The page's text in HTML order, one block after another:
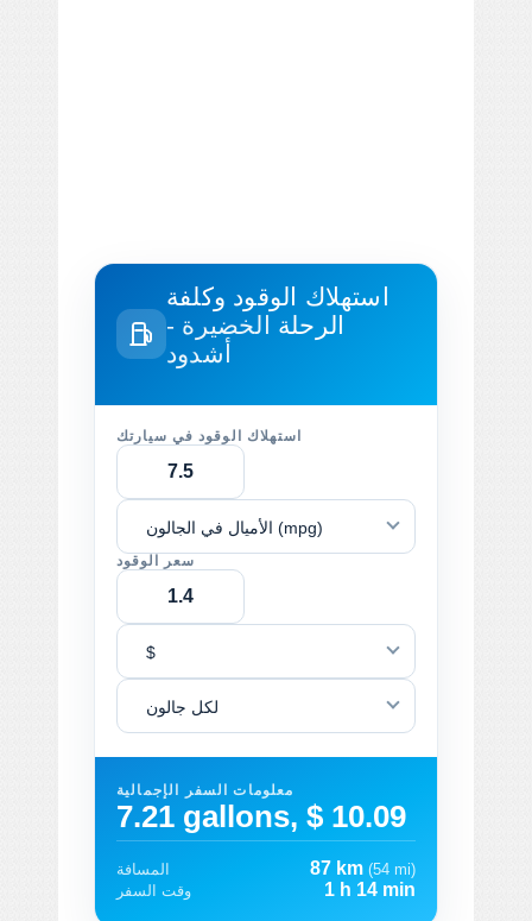
استهلاك الوقود وكلفة
الرحلة الخضيرة -
أشدود
استهلاك الوقود في سيارتك
الأميال في الجالون (mpg)
سعر الوقود
$
لكل جالون
معلومات السفر الإجمالية
7.21 gallons, $ 10.09
المسافة 87 km (54 mi)
وقت السفر
1 h 14 min